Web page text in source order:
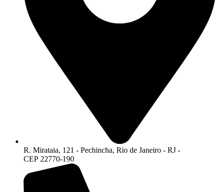
R. Mirataia, 121 - Pechincha, Rio de Janeiro - RJ -
CEP 22770-190